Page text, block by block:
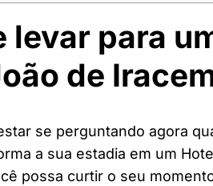
levar para
de
se perguntando agora
a sua estadia em um
possa curtir o seu